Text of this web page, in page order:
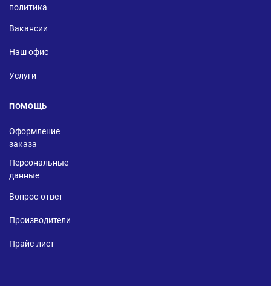
политика
Вакансии
Наш офис
Услуги
ПОМОЩЬ
Оформление
заказа
Персональные
данные
Вопрос-ответ
Производители
Прайс-лист